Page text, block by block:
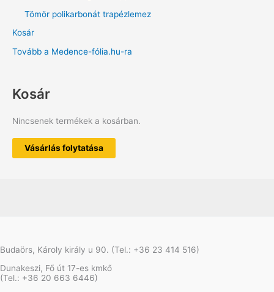
Tömör polikarbonát trapézlemez
Kosár
Tovább a Medence-fólia.hu-ra
Kosár
Nincsenek termékek a kosárban.
Vásárlás folytatása
Budaörs, Károly király u 90. (Tel.: +36 23 414 516)
Dunakeszi, Fő út 17-es kmkő
(Tel.: +36 20 663 6446)